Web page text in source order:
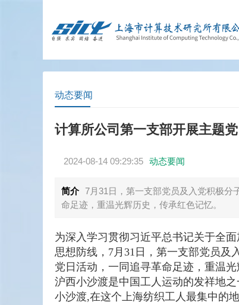
动态要闻
计算所公司第一支部开展主题
2024-08-14 09:29:35 动态要闻
简介 7月31日，第一支部党员及入党积极分
命足迹，重温光辉历史，传承红色记忆。
为深入学习贯彻习近平总书记关于全
思想防线，7月31日，第一支部党员及
党日活动，一同追寻革命足迹，重温光
沪西小沙渡是中国工人运动的发祥地
小沙渡,在这个上海纺织工人最集中的